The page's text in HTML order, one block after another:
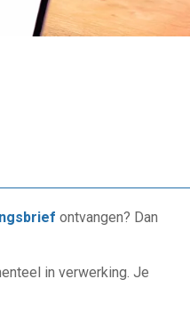
ontvangen? Dan
in verwerking. Je